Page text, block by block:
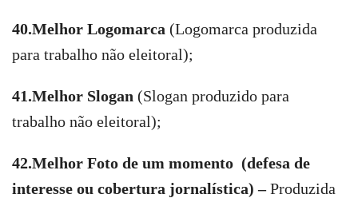
40.Melhor Logomarca (Logomarca produzida
para trabalho não eleitoral);
41.Melhor Slogan (Slogan produzido para
trabalho não eleitoral);
42.Melhor Foto de um momento (defesa de
interesse ou cobertura jornalística) –Produzida